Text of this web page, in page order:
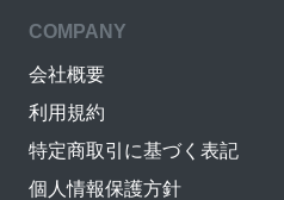
COMPANY
会社概要
利用規約
特定商取引に基づく表記
個人情報保護方針